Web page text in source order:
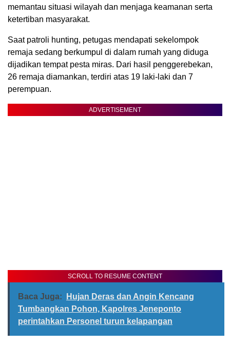
memantau situasi wilayah dan menjaga keamanan serta
ketertiban masyarakat.
Saat patroli hunting, petugas mendapati sekelompok
remaja sedang berkumpul di dalam rumah yang diduga
dijadikan tempat pesta miras. Dari hasil penggerebekan,
26 remaja diamankan, terdiri atas 19 laki-laki dan 7
perempuan.
ADVERTISEMENT
SCROLL TO RESUME CONTENT
Baca Juga:
Hujan Deras dan Angin Kencang
Tumbangkan Pohon, Kapolres Jeneponto
perintahkan Personel turun kelapangan